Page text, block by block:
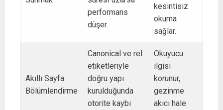
performans
düşer.
kesintisiz
okuma
sağlar.
Akıllı Sayfa
Bölümlendirme
Canonical ve rel
etiketleriyle
doğru yapı
kurulduğunda
otorite kaybı
Okuyucu
ilgisi
korunur,
gezinme
akıcı hale